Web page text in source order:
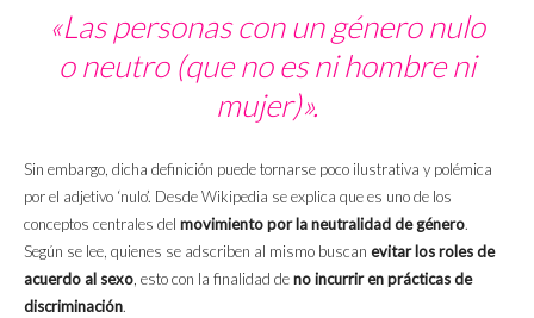
«Las personas con un género nulo
o neutro (que no es ni hombre ni
mujer)».
Sin embargo, dicha definición puede tornarse poco ilustrativa y polémica
por el adjetivo ‘nulo’. Desde Wikipedia se explica que es uno de los
conceptos centrales del movimiento por la neutralidad de género.
Según se lee, quienes se adscriben al mismo buscan evitar los roles de
acuerdo al sexo, esto con la finalidad deno incurrir en prácticas de
discriminación.